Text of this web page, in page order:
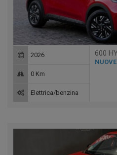
NUOVE
2026
0 Km
Elettrica/benzina